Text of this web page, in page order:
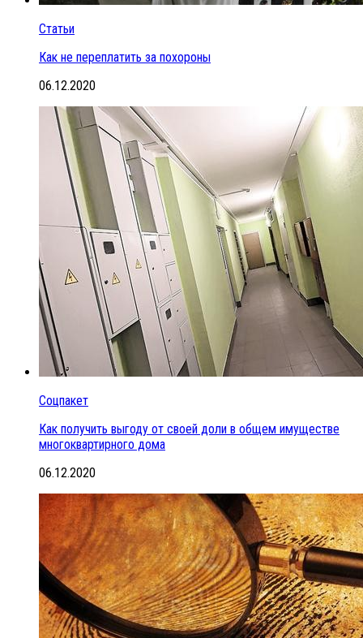
Статьи
Как не переплатить за похороны
06.12.2020
Соцпакет
Как получить выгоду от своей доли в общем имуществе
многоквартирного дома
06.12.2020